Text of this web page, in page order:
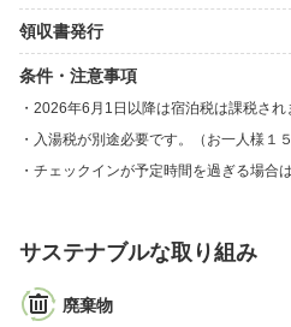
領収書発行
条件・注意事項
2026年6月1日以降は宿泊税は課税され
入湯税が別途必要です。（お一人様１５
チェックインが予定時間を過ぎる場合
サステナブルな取り組み
廃棄物